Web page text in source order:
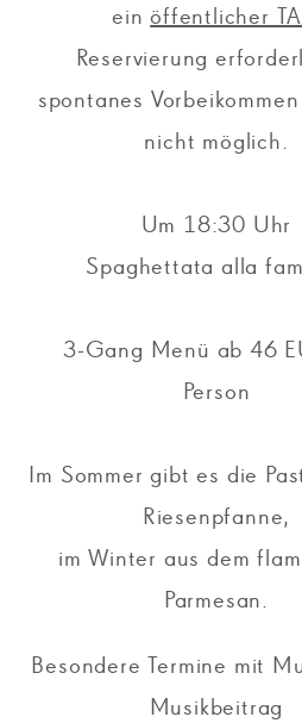
einöffentlicher
Reservierung
spontanes
nicht möglich.
Um 18:30 Uhr
Spaghettata alla
3-Gang Menü ab 46
Person
Im Sommer gibt es die
Riesenpfanne,
im Winter aus dem
Parmesan.
Besondere Termine mit
Musikbeitrag